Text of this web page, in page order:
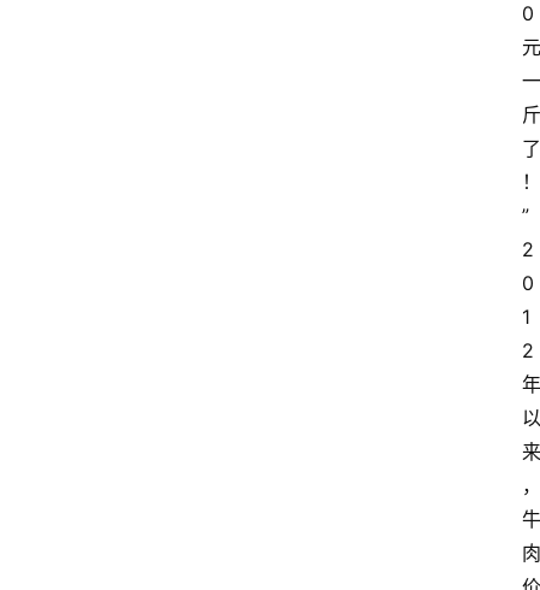
0
元
一
斤
了
！
”
2
0
1
2
年
以
来
，
牛
肉